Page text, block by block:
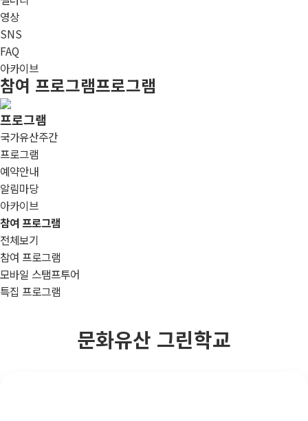
영상
SNS
FAQ
아카이브
참여 프로그램프로그램
프로그램
국가유산주간
프로그램
예약안내
알림마당
아카이브
참여 프로그램
전체보기
참여 프로그램
모바일 스탬프투어
특집 프로그램
문화유산 그린학교